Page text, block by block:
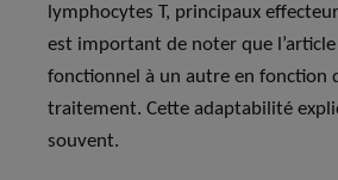
lymphocytes T, principaux
est important de noter que l’article
fonctionnel à un autre en fonction
traitement. Cette adaptabilité
souvent.